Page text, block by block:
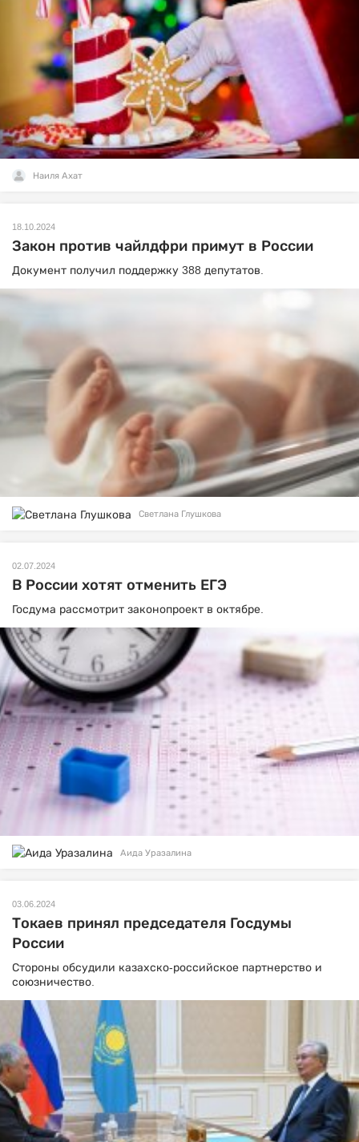
Наиля Ахат
18.10.2024
Закон против чайлдфри примут в России
Документ получил поддержку 388 депутатов.
Светлана Глушкова
02.07.2024
В России хотят отменить ЕГЭ
Госдума рассмотрит законопроект в октябре.
Аида Уразалина
03.06.2024
Токаев принял председателя Госдумы
России
Стороны обсудили казахско-российское партнерство и
союзничество.